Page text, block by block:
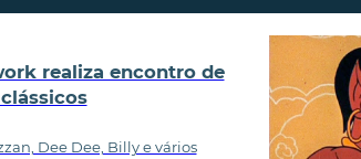
realiza encontro de
Dee Dee, Billy e vários